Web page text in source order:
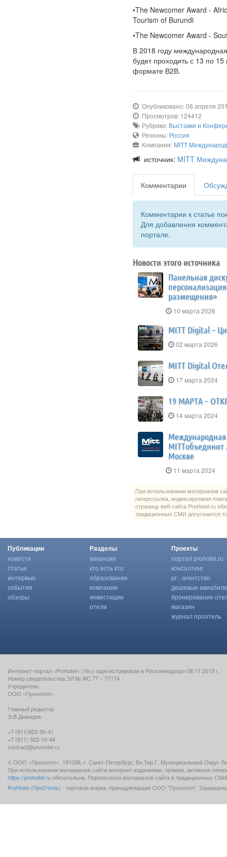
•The Newcomer Award -
Tourism of Burundi
•The Newcomer Award -
В 2018 году
будет проходить с 13 по
формате В2В.
Опубликовано: 06 апреля
Просмотров: 124412
Рубрики: Выставки и
Регионы: Россия
Компании: MITT
источник: MITT
Комментарии
Комментарии к статье
Для добавления
портале.
Новости этого источника
​Панельная
размещения»
10 марта 2026
MITT Digital –
02 марта 2026
MITT Digital
17 марта 2024
​19 МАРТА –
14 марта 2024
​Международная
MITTобъединит
Москве
11 марта 2024
При использовании материалов
гиперссылка, индексируемая
страницу веб-сайта ProHotel.ru
традиционных СМИ допускается
Публикации
новости
статьи
интервью
события
обзоры
Разделы
вакансии
кто есть кто
образование
компании
инвестиции
отели
Проекты
портал prohotel.ru
консалтинг
pr - агентство
дешевые
бронирование
магазин
журнал проотель
Интернет-портал «Prohotel» (16+) зарегистрирован в Роскомнадзоре 08.11.2019 г.
Номер свидетельства ЭЛ № ФС 77 – 77174
Учредитель:
ООО «Прохотел»
Главный редактор
Э.В Демидов
+7 (911)923-50-41
+7 (911) 922-10-44
contract@prohotel.ru
© ООО «Прохотел». 191036, г. Санкт-Петербург, Вн.Тер.Г. Муниципальный Округ
При использовании материалов сайта интернет-изданиями, прямая, активная
https://prohotel.ruобязательна. Перепечатка материалов сайта в традиционных
ProHotel (ПроОтель) - торговая марка, принадлежащая ООО "Прохотел". Защищено